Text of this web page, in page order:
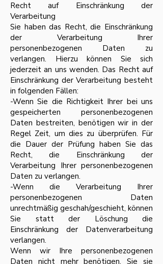
Recht auf Einschränkung der
Verarbeitung
Sie haben das Recht, die Einschränkung
der Verarbeitung Ihrer
personenbezogenen Daten zu
verlangen. Hierzu können Sie sich
jederzeit an uns wenden. Das Recht auf
Einschränkung der Verarbeitung besteht
in folgenden Fällen:
-Wenn Sie die Richtigkeit Ihrer bei uns
gespeicherten personenbezogenen
Daten bestreiten, benötigen wir in der
Regel Zeit, um dies zu überprüfen. Für
die Dauer der Prüfung haben Sie das
Recht, die Einschränkung der
Verarbeitung Ihrer personenbezogenen
Daten zu verlangen.
-Wenn die Verarbeitung Ihrer
personenbezogenen Daten
unrechtmäßig geschah/geschieht, können
Sie statt der Löschung die
Einschränkung der Datenverarbeitung
verlangen.
Wenn wir Ihre personenbezogenen
Daten nicht mehr benötigen, Sie sie